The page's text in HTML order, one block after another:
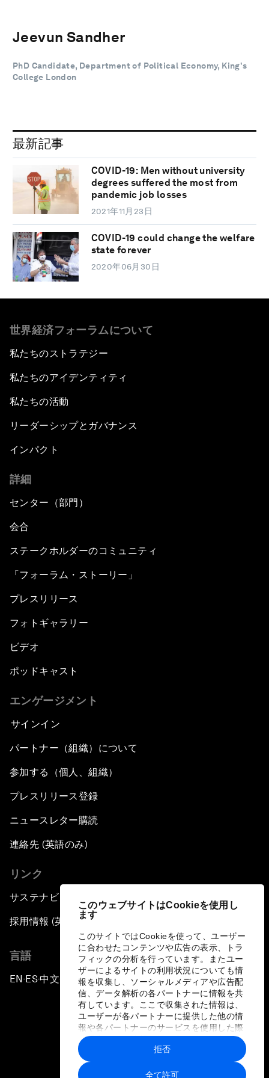
このウェブサイトはCookieを使用し
ます
このサイトではCookieを使って、ユーザー
に合わせたコンテンツや広告の表示、トラ
フィックの分析を行っています。またユー
ザーによるサイトの利用状況についても情
報を収集し、ソーシャルメディアや広告配
信、データ解析の各パートナーに情報を共
有しています。ここで収集された情報は、
ユーザーが各パートナーに提供した他の情
報や各パートナーのサービスを使用した際
に収集された情報と組み合わされ、各パー
トナーによって使用されることがありま
す。
全て許可
拒否
Jeevun Sandher
PhD Candidate, Department of Political Economy, King's
College London
最新記事
COVID-19: Men without university
degrees suffered the most from
pandemic job losses
2021年11月23日
COVID-19 could change the welfare
state forever
2020年06月30日
世界経済フォーラムについて
私たちのストラテジー
私たちのアイデンティティ
私たちの活動
リーダーシップとガバナンス
インパクト
詳細
センター（部門）
会合
ステークホルダーのコミュニティ
「フォーラム・ストーリー」
プレスリリース
フォトギャラリー
ビデオ
ポッドキャスト
エンゲージメント
サインイン
パートナー（組織）について
参加する（個人、組織）
プレスリリース登録
ニュースレター購読
連絡先 (英語のみ)
リンク
サステナビリティへの取り組み
採用情報 (英語のみ)
言語
EN ▪ES▪中文▪ 日本語
プライバシーポリシーと利用規約